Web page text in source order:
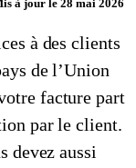
à jour le 28 mai 2026
à des clients
de l’Union
facture part
par le client.
devez aussi